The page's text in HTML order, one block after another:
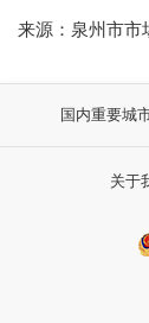
来源：泉州市市
国内重要城
关于